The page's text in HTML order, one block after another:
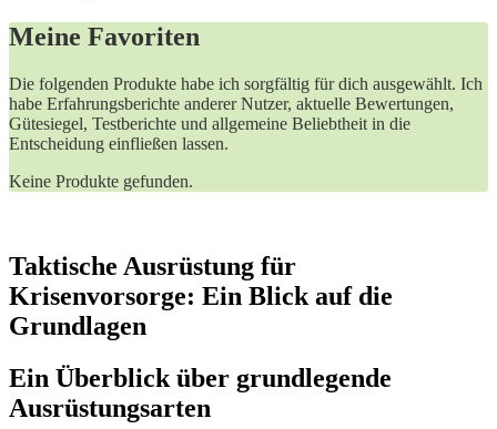
Meine Favoriten
Die folgenden Produkte habe ich sorgfältig für dich ausgewählt. Ich
habe Erfahrungsberichte anderer Nutzer, aktuelle Bewertungen,
Gütesiegel, Testberichte und allgemeine Beliebtheit in die
Entscheidung einfließen lassen.
Keine Produkte gefunden.
Taktische Ausrüstung für
Krisenvorsorge: Ein Blick auf die
Grundlagen
Ein Überblick über grundlegende
Ausrüstungsarten